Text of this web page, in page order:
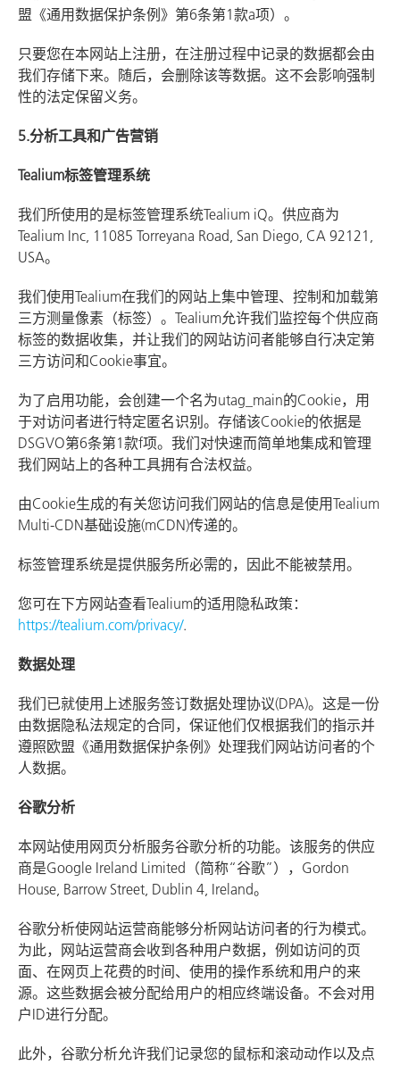
盟《通用数据保护条例》第6条第1款a项）。
只要您在本网站上注册，在注册过程中记录的数据都会由
我们存储下来。随后，会删除该等数据。这不会影响强制
性的法定保留义务。
5.分析工具和广告营销
Tealium标签管理系统
我们所使用的是标签管理系统Tealium iQ。供应商为
Tealium Inc, 11085 Torreyana Road, San Diego, CA 92121,
USA。
我们使用Tealium在我们的网站上集中管理、控制和加载第
三方测量像素（标签）。Tealium允许我们监控每个供应商
标签的数据收集，并让我们的网站访问者能够自行决定第
三方访问和Cookie事宜。
为了启用功能，会创建一个名为utag_main的Cookie，用
于对访问者进行特定匿名识别。存储该Cookie的依据是
DSGVO第6条第1款f项。我们对快速而简单地集成和管理
我们网站上的各种工具拥有合法权益。
由Cookie生成的有关您访问我们网站的信息是使用Tealium
Multi-CDN基础设施(mCDN)传递的。
标签管理系统是提供服务所必需的，因此不能被禁用。
您可在下方网站查看Tealium的适用隐私政策：
https://tealium.com/privacy/.
数据处理
我们已就使用上述服务签订数据处理协议(DPA)。这是一份
由数据隐私法规定的合同，保证他们仅根据我们的指示并
遵照欧盟《通用数据保护条例》处理我们网站访问者的个
人数据。
谷歌分析
本网站使用网页分析服务谷歌分析的功能。该服务的供应
商是Google Ireland Limited（简称“谷歌”），Gordon
House, Barrow Street, Dublin 4, Ireland。
谷歌分析使网站运营商能够分析网站访问者的行为模式。
为此，网站运营商会收到各种用户数据，例如访问的页
面、在网页上花费的时间、使用的操作系统和用户的来
源。这些数据会被分配给用户的相应终端设备。不会对用
户ID进行分配。
此外，谷歌分析允许我们记录您的鼠标和滚动动作以及点